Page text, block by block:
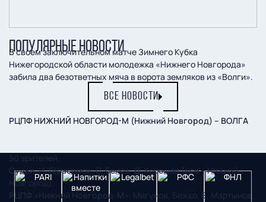
В своем заключительном матче Зимнего Кубка
Нижегородской области молодежка «Нижнего Новгорода»
забила два безответных мяча в ворота земляков из «Волги».
РЦПФ НИЖНИЙ НОВГОРОД-М (Нижний Новгород) – ВОЛГА
50 зрителей.
Судьи: И. Герасимов, С. Белов, Д. Хорошев (все – Нижний
Новгород).
РЦПФ «Нижний Новгород-М» : Мигунов, Бежко, В. Мартынов,
ПОПУЛЯРНЫЕ НОВОСТИ
ВСЕ НОВОСТИ